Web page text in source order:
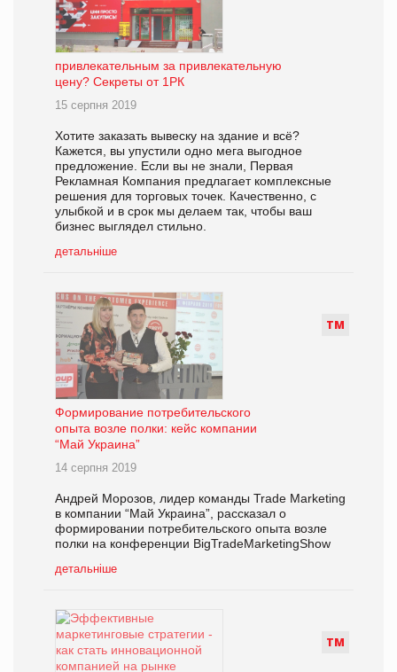
привлекательным за привлекательную
цену? Секреты от 1РК
15 серпня 2019
Хотите заказать вывеску на здание и всё?
Кажется, вы упустили одно мега выгодное
предложение. Если вы не знали, Первая
Рекламная Компания предлагает комплексные
решения для торговых точек. Качественно, с
улыбкой и в срок мы делаем так, чтобы ваш
бизнес выглядел стильно.
детальніше
ТМ
Формирование потребительского
опыта возле полки: кейс компании
“Май Украина”
14 серпня 2019
Андрей Морозов, лидер команды Trade Marketing
в компании “Май Украина”, рассказал о
формировании потребительского опыта возле
полки на конференции BigTradeMarketingShow
детальніше
ТМ